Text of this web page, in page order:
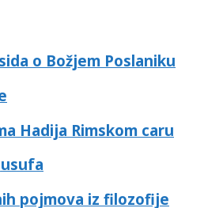
o Božjem Poslaniku
Hadija Rimskom caru
pojmova iz filozofije